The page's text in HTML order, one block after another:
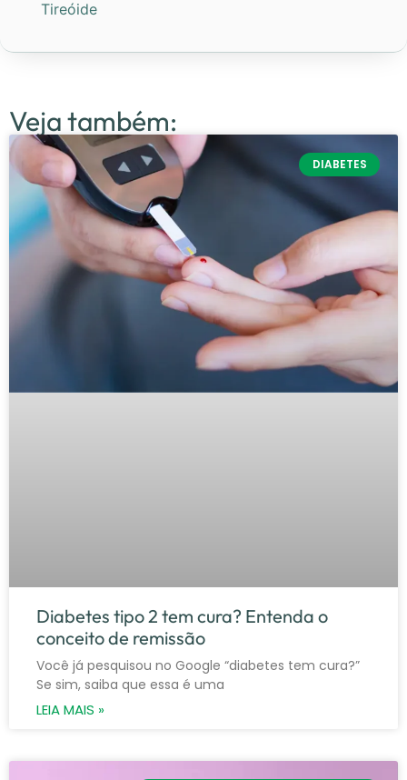
Tireóide
Veja também:
DIABETES
Diabetes tipo 2 tem cura? Entenda o
conceito de remissão
Você já pesquisou no Google “diabetes tem cura?”
Se sim, saiba que essa é uma
LEIA MAIS »